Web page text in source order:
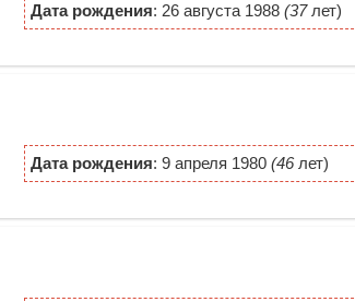
Дата рождения: 26 августа 1988 (37лет)
Дата рождения: 9 апреля 1980 (46лет)